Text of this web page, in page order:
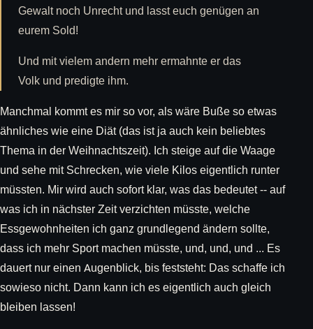
Gewalt noch Unrecht und lasst euch genügen an
eurem Sold!
Und mit vielem andern mehr ermahnte er das
Volk und predigte ihm.
Manchmal kommt es mir so vor, als wäre Buße so etwas
ähnliches wie eine Diät (das ist ja auch kein beliebtes
Thema in der Weihnachtszeit). Ich steige auf die Waage
und sehe mit Schrecken, wie viele Kilos eigentlich runter
müssten. Mir wird auch sofort klar, was das bedeutet -- auf
was ich in nächster Zeit verzichten müsste, welche
Essgewohnheiten ich ganz grundlegend ändern sollte,
dass ich mehr Sport machen müsste, und, und, und ... Es
dauert nur einen Augenblick, bis feststeht: Das schaffe ich
sowieso nicht. Dann kann ich es eigentlich auch gleich
bleiben lassen!